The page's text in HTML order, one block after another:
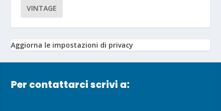
VINTAGE
Aggiorna le impostazioni di privacy
Per contattarci scrivi a: